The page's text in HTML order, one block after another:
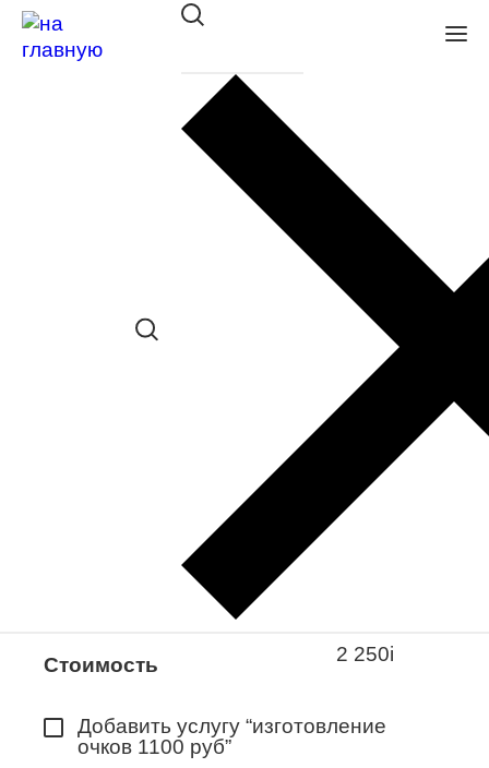
Оправа Tempo мет. TE1052 C2
в наличии (До 5 шт.) *наличие товара в
конкретном салоне необходимо
Закажите понравившуюся модель
в ближайший салон “Оптик-Экспресс”.
*Доступно для Республики
Стоимость 2 250i
Добавить услугу “изготовление
очков 1100 руб”
Сравнить товар